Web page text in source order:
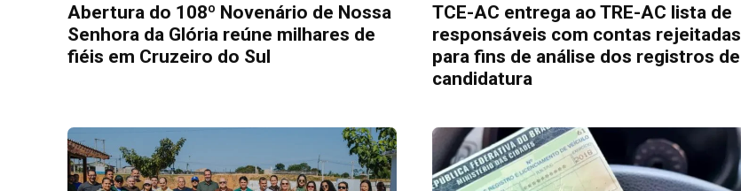
Abertura do 108º Novenário de Nossa
Senhora da Glória reúne milhares de
fiéis em Cruzeiro do Sul
TCE-AC entrega ao TRE-AC lista de
responsáveis com contas rejeitadas
para fins de análise dos registros de
candidatura